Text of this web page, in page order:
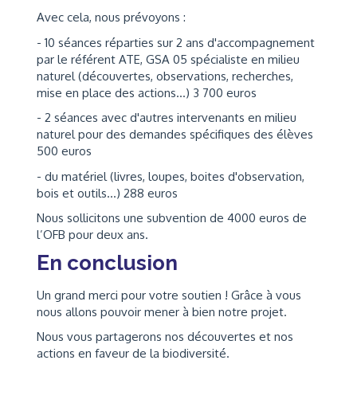
Avec cela, nous prévoyons :
- 10 séances réparties sur 2 ans d'accompagnement
par le référent ATE, GSA 05 spécialiste en milieu
naturel (découvertes, observations, recherches,
mise en place des actions...) 3 700 euros
- 2 séances avec d'autres intervenants en milieu
naturel pour des demandes spécifiques des élèves
500 euros
- du matériel (livres, loupes, boites d'observation,
bois et outils...) 288 euros
Nous sollicitons une subvention de 4000 euros de
l’OFB pour deux ans.
En conclusion
Un grand merci pour votre soutien ! Grâce à vous
nous allons pouvoir mener à bien notre projet.
Nous vous partagerons nos découvertes et nos
actions en faveur de la biodiversité.